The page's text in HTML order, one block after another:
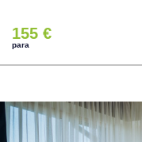
155 €
para